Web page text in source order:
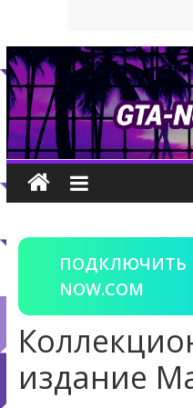
ПОДКЛЮЧИТЬ
NOW.COM
издание